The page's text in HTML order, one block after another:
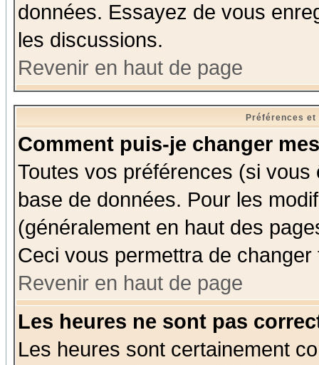
données. Essayez de vous
les discussions.
Revenir en haut de page
Préférences
Comment puis-je changer
Toutes vos préférences (si
base de données. Pour les
(généralement en haut des
Ceci vous permettra de
Revenir en haut de page
Les heures ne sont pas
Les heures sont certainement